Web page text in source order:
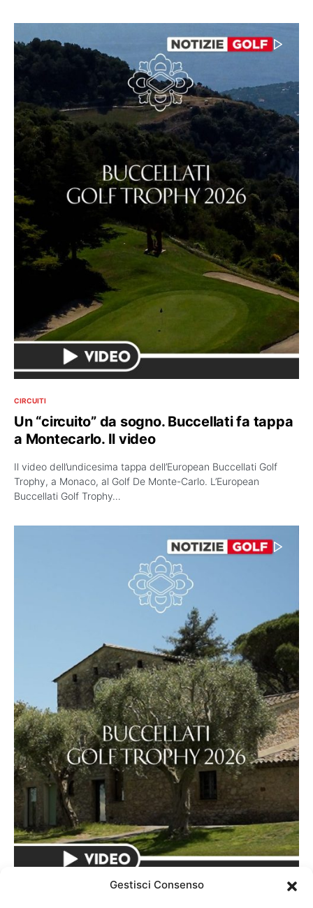
Gestisci Consenso
CIRCUITI
Un “circuito” da sogno. Buccellati fa tappa
a Montecarlo. Il video
Il video dell’undicesima tappa dell’European Buccellati Golf
Trophy, a Monaco, al Golf De Monte-Carlo. L’European
Buccellati Golf Trophy…